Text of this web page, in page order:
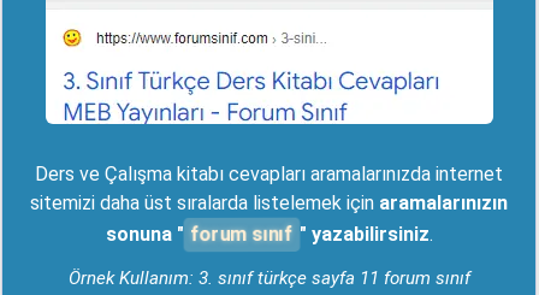
Ders ve Çalışma kitabı cevapları aramalarınızda internet
sitemizi daha üst sıralarda listelemek için aramalarınızın
sonuna " forum sınıf " yazabilirsiniz.
Örnek Kullanım: 3. sınıf türkçe sayfa 11 forum sınıf